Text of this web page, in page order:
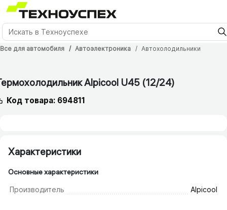
Все для автомобиля Автоэлектроника Автохолодильники
Alpicool U45 (12/​24)
Код товара: 694811
Характеристики
Основные характеристики
Производитель Alpicool